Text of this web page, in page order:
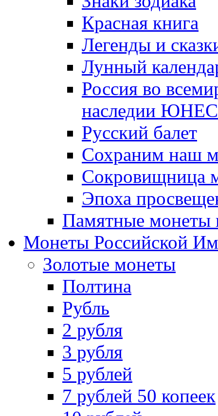
Красная книга
Легенды и
Лунный
Россия во
наследии
Русский балет
Сохраним наш
Сокровищница
Эпоха
Памятные монеты
Монеты Российской
Золотые монеты
Полтина
Рубль
2 рубля
3 рубля
5 рублей
7 рублей 50 копеек